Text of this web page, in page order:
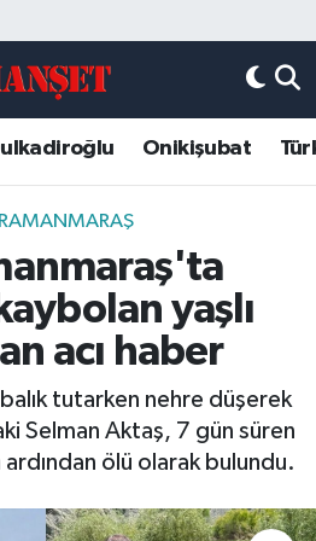
Onikişubat
yaşlı
acı haber
tutarken nehre düşerek
Selman Aktaş, 7 gün süren
ardından ölü olarak bulundu.
Nöbetçi Eczaneler
Durumu
Yoğunluk Haritası
ve Fikstür